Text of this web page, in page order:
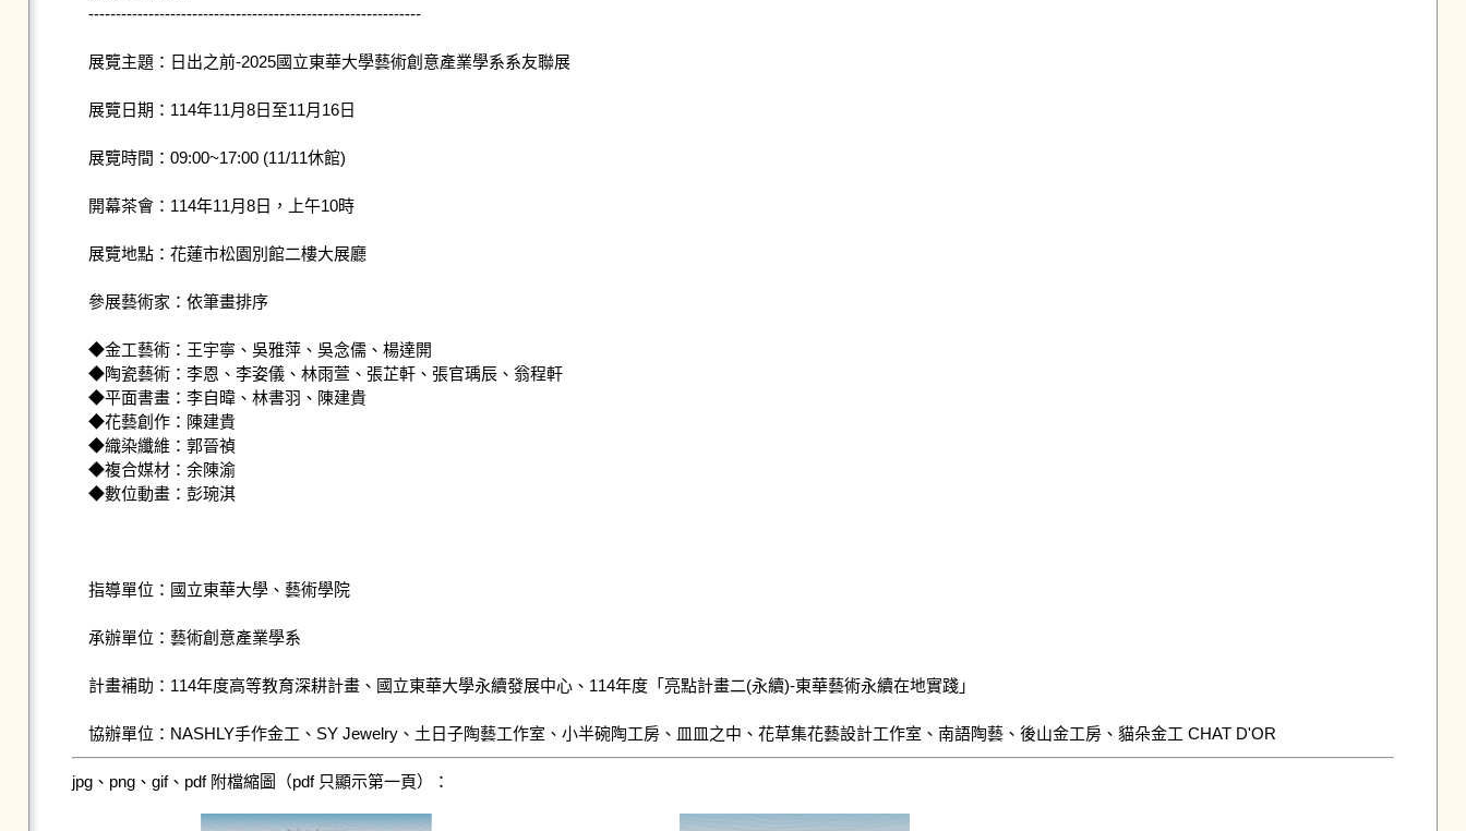
-------------------------------------------------------------
展覽主題：日出之前-2025國立東華大學藝術創意產業學系系友聯展
展覽日期：114年11月8日至11月16日
展覽時間：09:00~17:00 (11/11休館)
開幕茶會：114年11月8日，上午10時
展覽地點：花蓮市松園別館二樓大展廳
參展藝術家：依筆畫排序
◆金工藝術：王宇寧、吳雅萍、吳念儒、楊達開
◆陶瓷藝術：李恩、李姿儀、林雨萱、張芷軒、張官瑀辰、翁程軒
◆平面書畫：李自暐、林書羽、陳建貴
◆花藝創作：陳建貴
◆織染纖維：郭晉禎
◆複合媒材：余陳渝
◆數位動畫：彭琬淇
指導單位：國立東華大學、藝術學院
承辦單位：藝術創意產業學系
計畫補助：114年度高等教育深耕計畫、國立東華大學永續發展中心、114年度「亮點計畫二(永續)-東華藝術永續在地實踐」
協辦單位：NASHLY手作金工、SY Jewelry、土日子陶藝工作室、小半碗陶工房、皿皿之中、花草集花藝設計工作室、南語陶藝、後山金工房、貓朵金工 CHAT D'OR
jpg、png、gif、pdf 附檔縮圖（pdf 只顯示第一頁）：